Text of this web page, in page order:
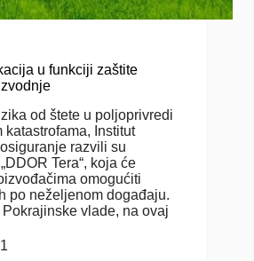
u funkciji zaštite
od štete u poljoprivredi
Institut
razvili su
Tera“, koja će
omogućiti
po neželjenom događaju.
vlade, na ovaj